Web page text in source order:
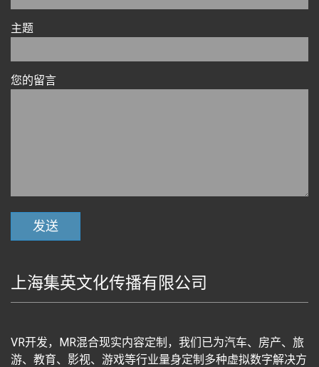
主题
您的留言
上海集英文化传播有限公司
VR开发，MR混合现实内容定制，我们已为汽车、房产、旅
游、教育、影视、游戏等行业量身定制多种虚拟数字解决方